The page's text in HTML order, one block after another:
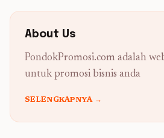
About Us
PondokPromosi.com adalah
untuk promosi bisnis anda
SELENGKAPNYA →